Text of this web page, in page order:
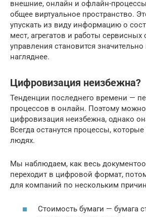
внешние, онлайн и офлайн-
общее виртуальное пространство.
упускать из виду информацию о
мест, агрегатов и работы
управления становится
нагляднее.
Цифровизация неизбежна?
Тенденции последнего времени —
процессов в онлайн. Поэтому можно
цифровизация неизбежна, однако
Всегда останутся процессы,
людях.
Мы наблюдаем, как весь
переходит в цифровой формат,
для компаний по нескольким
Стоимость бумаги — бумага